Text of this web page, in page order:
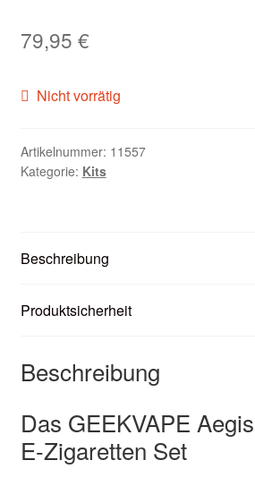
Zubehör
Kundenkarte
Kontaktformular
Unsere Standorte
79,95 €
Nicht vorrätig
Artikelnummer: 11557
Kategorie: Kits
Beschreibung
Produktsicherheit
Beschreibung
Das GEEKVAPE
E-Zigaretten Set